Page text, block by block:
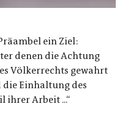
ein Ziel:
denen die Achtung
Völkerrechts gewahrt
die Einhaltung des
Arbeit ...“